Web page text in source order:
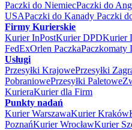
Paczki do NiemiecPaczki do
USAPaczki do Kanady Paczki
Firmy Kurierskie
Kurier InPostKurier DPDKurier
FedExOrlen PaczkaPaczkomaty
Usługi
Przesyłki KrajowePrzesyłki
PobraniowePrzesyłki Paletowe
KurieraKurier dla Firm
Punkty nadań
Kurier WarszawaKurier Kraków
PoznańKurier WrocławKurier